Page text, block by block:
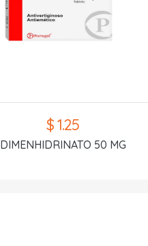
$ 1.25
DIMENHIDRINATO 50 MG